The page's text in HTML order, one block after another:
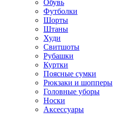
Обувь
Футболки
Шорты
Штаны
Худи
Свитшоты
Рубашки
Куртки
Поясные сумки
Рюкзаки и шопперы
Головные уборы
Носки
Аксессуары